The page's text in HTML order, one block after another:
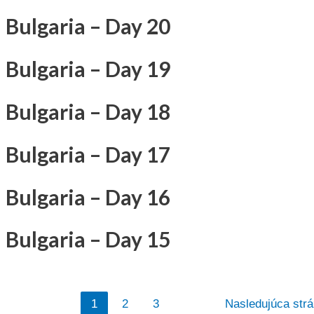
Bulgaria – Day 20
Bulgaria – Day 19
Bulgaria – Day 18
Bulgaria – Day 17
Bulgaria – Day 16
Bulgaria – Day 15
Stránkovanie
1 2 3 Nasledujúca